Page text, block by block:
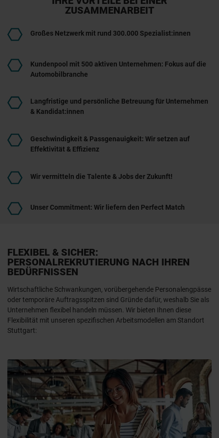
ZUSAMMENARBEIT
Großes Netzwerk mit rund 300.000 Spezialist:innen
Kundenpool mit 500 aktiven Unternehmen: Fokus auf die
Automobilbranche
Langfristige und persönliche Betreuung für Unternehmen
& Kandidat:innen
Geschwindigkeit & Passgenauigkeit: Wir setzen auf
Effektivität & Effizienz
Wir vermitteln die Talente & Jobs der Zukunft!
Unser Commitment: Wir liefern den Perfect Match
FLEXIBEL & SICHER:
PERSONALREKRUTIERUNG NACH IHREN
BEDÜRFNISSEN
Wirtschaftliche Schwankungen, vorübergehende Personalengpässe
oder temporäre Auftragsspitzen sind Gründe dafür, weshalb Sie als
Unternehmen flexibel handeln müssen. Wir bieten Ihnen diese
Flexibilität mit unseren spezifischen Arbeitsmodellen am Standort
Stuttgart: